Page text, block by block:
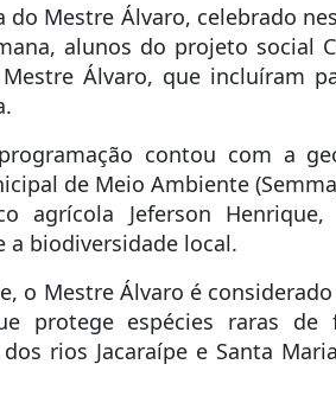
do Mestre Álvaro, celebrado
alunos do projeto social
Mestre Álvaro, que
contou com a
de Meio Ambiente
agrícola Jeferson
a biodiversidade local.
o Mestre Álvaro é
protege espécies raras
rios Jacaraípe e Santa